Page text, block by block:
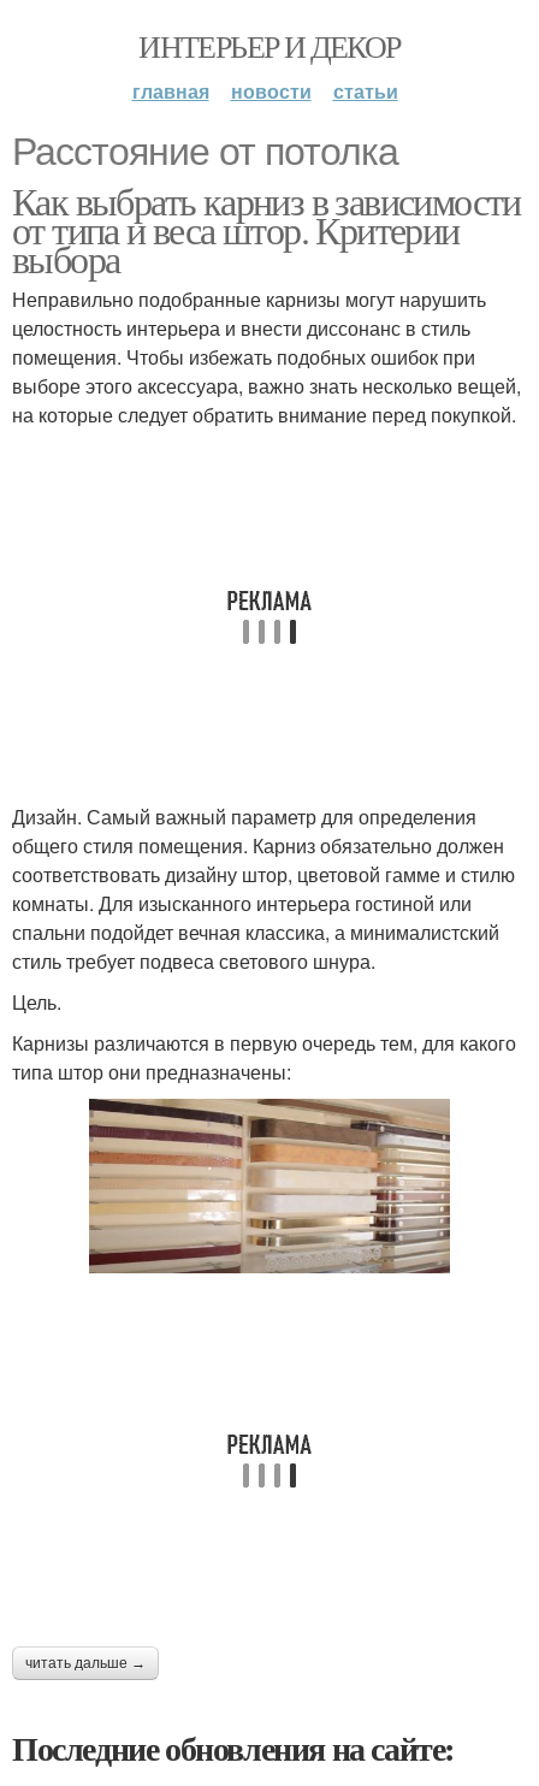
ИНТЕРЬЕР И ДЕКОР
главная новости статьи
Расстояние от потолка
Как выбрать карниз в зависимости
от типа и веса штор. Критерии
выбора
Неправильно подобранные карнизы могут нарушить
целостность интерьера и внести диссонанс в стиль
помещения. Чтобы избежать подобных ошибок при
выборе этого аксессуара, важно знать несколько вещей,
на которые следует обратить внимание перед покупкой.
Дизайн. Самый важный параметр для определения
общего стиля помещения. Карниз обязательно должен
соответствовать дизайну штор, цветовой гамме и стилю
комнаты. Для изысканного интерьера гостиной или
спальни подойдет вечная классика, а минималистский
стиль требует подвеса светового шнура.
Цель.
Карнизы различаются в первую очередь тем, для какого
типа штор они предназначены:
читать дальше →
Последние обновления на сайте: